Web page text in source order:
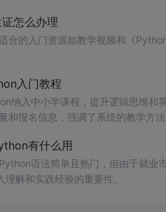
怎么办理
合的入门资源如教学视频和《
入门教程
纳入中小学课程，提升逻辑思维和
报名信息，强调了系统的教学方法
有什么用
语法简单且热门，但由于就业
解和实践经验的重要性。